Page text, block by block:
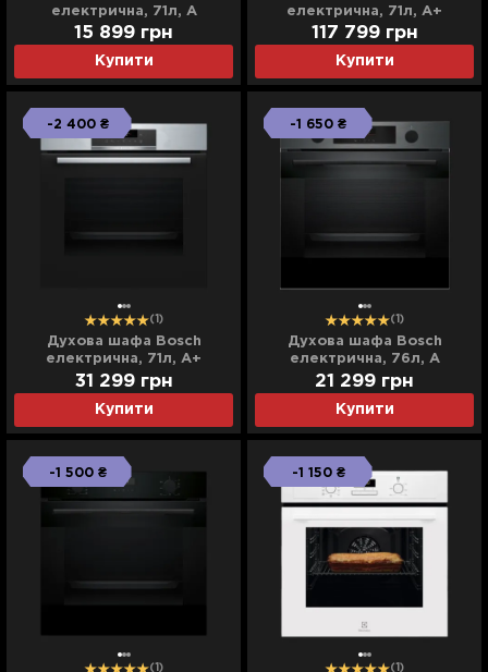
електрична, 71л, A
(HBF011BA1T) (Black)
Купити
15 899 грн
електрична, 71л, A+
(HSG7361B1) (Black)
Купити
117 799 грн
-2 400 ₴
(1)
Духова шафа Bosch
електрична, 71л, A+
(HBG572ES3) (Stainless
Steel/Black)
Купити
31 299 грн
-1 650 ₴
(1)
Духова шафа Bosch
електрична, 76л, A
(HUA736EG0T) (Dark Gray)
Купити
21 299 грн
-1 500 ₴
(1)
-1 150 ₴
(1)